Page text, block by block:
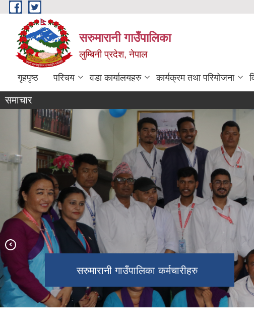
Skip to main content
सरुमारानी गाउँपालिका
लुम्बिनी प्रदेश, नेपाल
गृहपृष्ठ परिचय वडा कार्यालयहरु कार्यक्रम तथा परियोजना
समाचार
सरुमारानी गाउँपालिका कर्मचारीहरु
गाउँपालिकाका जनप्रतिनिधिहरु
सरूमारानी गा.पा को दोस्रो गाउँसभाको पन्ध्रौ
अधिवेशन
सरूमारानी गा.पा को दोस्रो गाउँसभाको १७
‌औं अधिवेशन